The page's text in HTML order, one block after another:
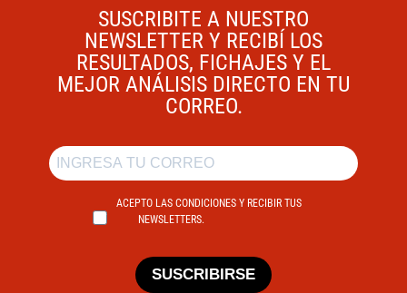
SUSCRIBITE A NUESTRO
NEWSLETTER Y RECIBÍ LOS
RESULTADOS, FICHAJES Y EL
MEJOR ANÁLISIS DIRECTO EN TU
CORREO.
ACEPTO LAS CONDICIONES Y RECIBIR TUS
NEWSLETTERS.
SUSCRIBIRSE